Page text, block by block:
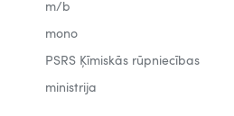
m/b
mono
PSRS Ķīmiskās rūpniecības
ministrija